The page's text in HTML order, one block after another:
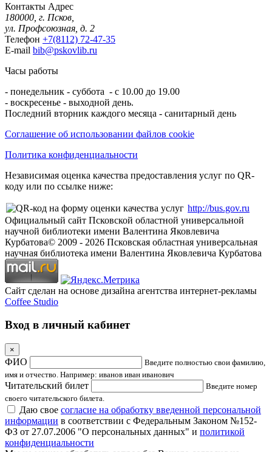
Контакты Адрес
180000, г. Псков,
ул. Профсоюзная, д. 2
Телефон +7(8112) 72-47-35
E-mail bib@pskovlib.ru
Часы работы
- понедельник - суббота - с 10.00 до 19.00
- воскресенье - выходной день.
Последний вторник каждого месяца - санитарный день
Соглашение об использовании файлов cookie
Политика конфиденциальности
Независимая оценка качества предоставления услуг по QR-
коду или по ссылке ниже:
http://bus.gov.ru
Официальный сайт Псковской областной универсальной
научной библиотеки имени Валентина Яковлевича
Курбатова© 2009 - 2026 Псковская областная универсальная
научная библиотека имени Валентина Яковлевича Курбатова
Сайт сделан на основе дизайна агентства интернет-рекламы
Coffee Studio
Вход в личный кабинет
×
ФИО
Введите полностью свои фамилию,
имя и отчество. Например: иванов иван иванович
Читательский билет
Введите номер
своего читательского билета.
Даю свое согласие на обработку введенной персональной
информации в соответствии с Федеральным Законом №152-
ФЗ от 27.07.2006 "О персональных данных" и политикой
конфиденциальности